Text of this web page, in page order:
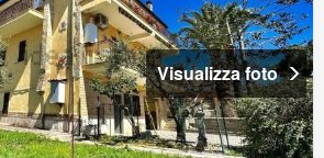
Visualizza foto